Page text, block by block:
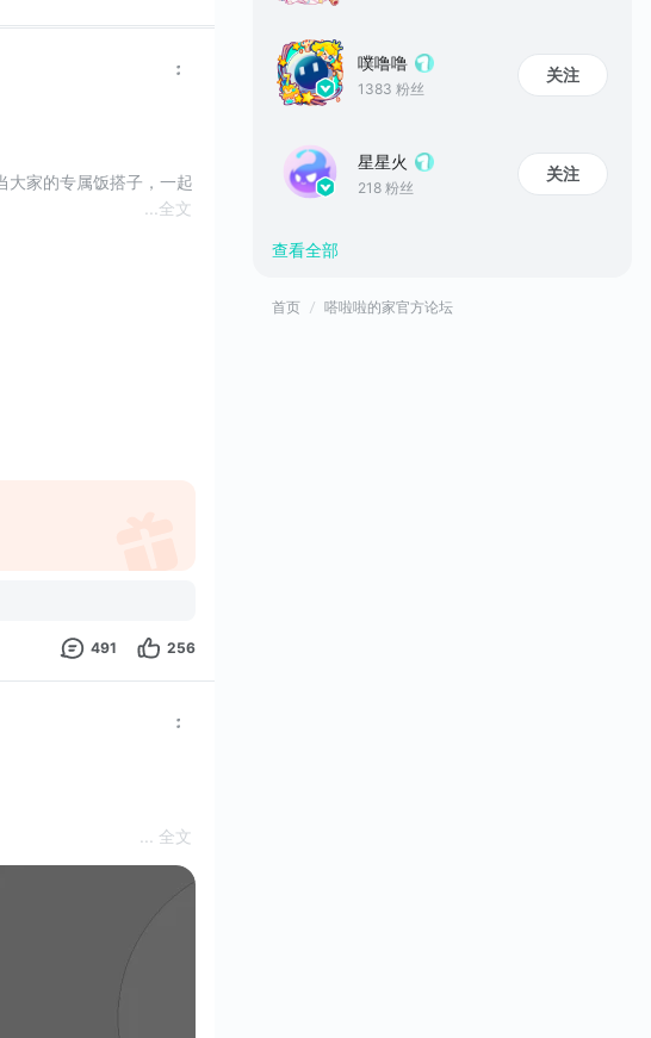
大家的专属饭搭子，一起
锁 TapTap 专属福利
全文
491 256
... 全文
噗噜噜
1383 粉丝
关注
星星火
218 粉丝
关注
查看全部
首页 嗒啦啦的家官方论坛